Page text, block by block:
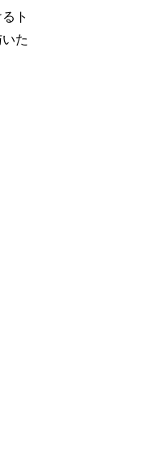
ト
た